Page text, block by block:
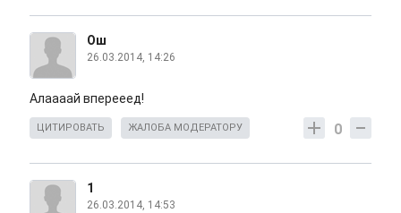
Ош
26.03.2014, 14:26
Алаааай вперееед!
0
ЦИТИРОВАТЬ ЖАЛОБА МОДЕРАТОРУ
1
26.03.2014, 14:53